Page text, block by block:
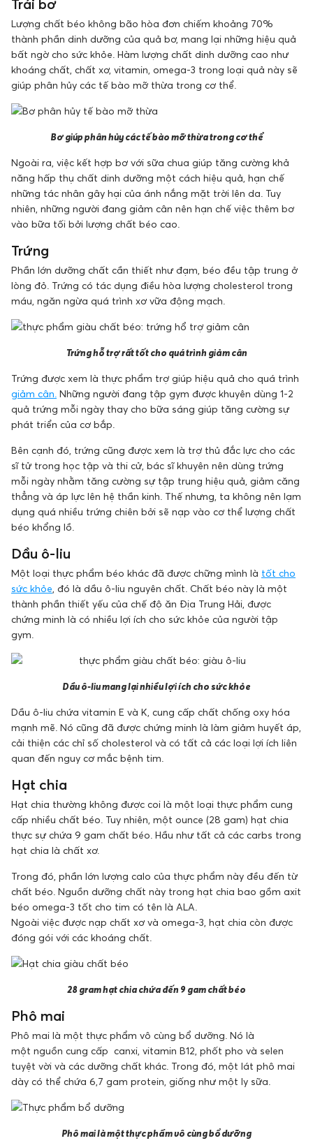
Trái bơ
Lượng chất béo không bão hòa đơn chiếm khoảng 70%
thành phần dinh dưỡng của quả bơ, mang lại những hiệu quả
bất ngờ cho sức khỏe. Hàm lượng chất dinh dưỡng cao như
khoáng chất, chất xơ, vitamin, omega-3 trong loại quả này sẽ
giúp phân hủy các tế bào mỡ thừa trong cơ thể.
Bơ giúp phân hủy các tế bào mỡ thừa trong cơ thể
Ngoài ra, việc kết hợp bơ với sữa chua giúp tăng cường khả
năng hấp thụ chất dinh dưỡng một cách hiệu quả, hạn chế
những tác nhân gây hại của ánh nắng mặt trời lên da. Tuy
nhiên, những người đang giảm cân nên hạn chế việc thêm bơ
vào bữa tối bởi lượng chất béo cao.
Trứng
Phần lớn dưỡng chất cần thiết như đạm, béo đều tập trung ở
lòng đỏ. Trứng có tác dụng điều hòa lượng cholesterol trong
máu, ngăn ngừa quá trình xơ vữa động mạch.
Trứng hỗ trợ rất tốt cho quá trình giảm cân
Trứng được xem là thực phẩm trợ giúp hiệu quả cho quá trình
giảm cân. Những người đang tập gym được khuyên dùng 1-2
quả trứng mỗi ngày thay cho bữa sáng giúp tăng cường sự
phát triển của cơ bắp.
Bên cạnh đó, trứng cũng được xem là trợ thủ đắc lực cho các
sĩ tử trong học tập và thi cử, bác sĩ khuyên nên dùng trứng
mỗi ngày nhằm tăng cường sự tập trung hiệu quả, giảm căng
thẳng và áp lực lên hệ thần kinh. Thế nhưng, ta không nên lạm
dụng quá nhiều trứng chiên bởi sẽ nạp vào cơ thể lượng chất
béo khổng lồ.
Dầu ô-liu
Một loại thực phẩm béo khác đã được chững mình là tốt cho
sức khỏe, đó là dầu ô-liu nguyên chất. Chất béo này là một
thành phần thiết yếu của chế độ ăn Địa Trung Hải, được
chứng minh là có nhiều lợi ích cho sức khỏe của người tập
gym.
Dầu ô-liu mang lại nhiều lợi ích cho sức khỏe
Dầu ô-liu chứa vitamin E và K, cung cấp chất chống oxy hóa
mạnh mẽ. Nó cũng đã được chứng minh là làm giảm huyết áp,
cải thiện các chỉ số cholesterol và có tất cả các loại lợi ích liên
quan đến nguy cơ mắc bệnh tim.
Hạt chia
Hạt chia thường không được coi là một loại thực phẩm cung
cấp nhiều chất béo. Tuy nhiên, một ounce (28 gam) hạt chia
thực sự chứa 9 gam chất béo. Hầu như tất cả các carbs trong
hạt chia là chất xơ.
Trong đó, phần lớn lượng calo của thực phẩm này đều đến từ
chất béo. Nguồn dưỡng chất này trong hạt chia bao gồm axit
béo omega-3 tốt cho tim có tên là ALA.
Ngoài việc được nạp chất xơ và omega-3, hạt chia còn được
đóng gói với các khoáng chất.
28 gram hạt chia chứa đến 9 gam chất béo
Phô mai
Phô mai là một thực phẩm vô cùng bổ dưỡng. Nó là
một nguồn cung cấp canxi, vitamin B12, phốt pho và selen
tuyệt vời và các dưỡng chất khác. Trong đó, một lát phô mai
dày có thể chứa 6,7 ​​gam protein, giống như một ly sữa.
Phô mai là một thực phẩm vô cùng bổ dưỡng